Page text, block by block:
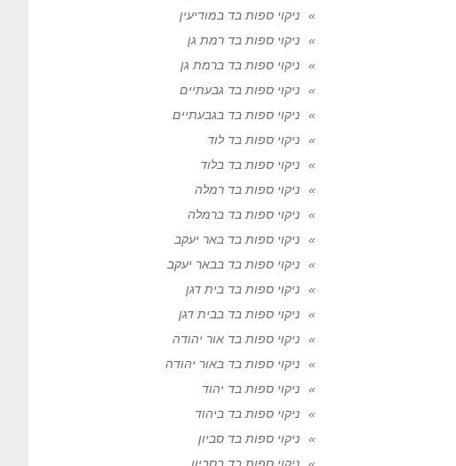
ניקוי ספות בד במודיעין
ניקוי ספות בד רמת גן
ניקוי ספות בד ברמת גן
ניקוי ספות בד גבעתיים
ניקוי ספות בד בגבעתיים
ניקוי ספות בד לוד
ניקוי ספות בד בלוד
ניקוי ספות בד רמלה
ניקוי ספות בד ברמלה
ניקוי ספות בד באר יעקב
ניקוי ספות בד בבאר יעקב
ניקוי ספות בד בית דגן
ניקוי ספות בד בבית דגן
ניקוי ספות בד אור יהודה
ניקוי ספות בד באור יהודה
ניקוי ספות בד יהוד
ניקוי ספות בד ביהוד
ניקוי ספות בד סביון